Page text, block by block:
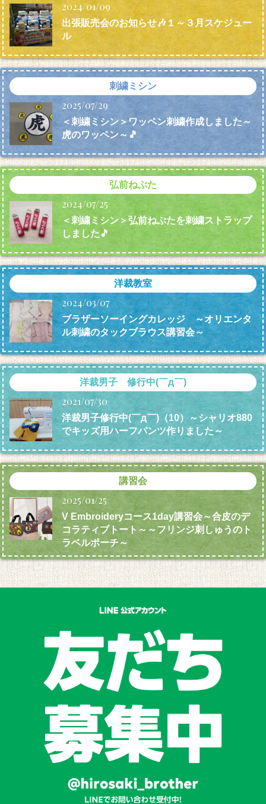
2024/01/09
出張販売会のお知らせ🎶１～３月スケジュー
ル
刺繍ミシン
2025/07/29
＜刺繍ミシン＞ワッペン刺繍作成しました～
虎のワッペン～🎵
弘前ねぷた
2024/07/25
＜刺繍ミシン＞弘前ねぷたを刺繍ストラップ
しました🎵
洋裁教室
2024/03/07
ブラザーソーイングカレッジ ～オリエンタ
ル刺繍のタックブラウス講習会～
洋裁男子 修行中(￣д￣)
2021/07/30
洋裁男子修行中(￣д￣)（10）～シャリオ880
でキッズ用ハーフパンツ作りました～
講習会
2025/01/25
V Embroideryコース1day講習会～合皮のデ
コラティブトート～～フリンジ刺しゅうのト
ラベルポーチ～